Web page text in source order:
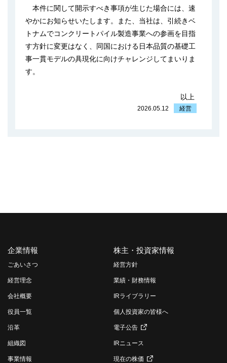
本件に関して開示すべき事項が生じた場合には、速
やかにお知らせいたします。また、当社は、引続きベ
トナムでコンクリートパイル製造事業への参画を目指
す方針に変更はなく、同国における日本品質の基礎工
事一貫モデルの具現化に向けチャレンジしてまいりま
す。
以上
2026.05.12 経営
企業情報
ごあいさつ
経営理念
会社概要
役員一覧
沿革
組織図
事業情報
株主・投資家情報
経営方針
業績・財務情報
IRライブラリー
個人投資家の皆様へ
電子公告
IRニュース
現在の株価